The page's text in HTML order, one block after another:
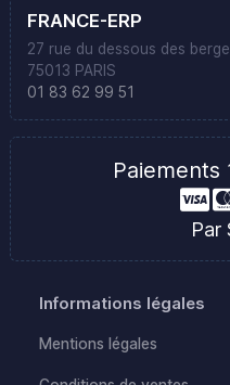
FRANCE-ERP
27 rue du dessous des
75013 PARIS
01 83 62 99 51
Paiements
Par
Informations légales
Mentions légales